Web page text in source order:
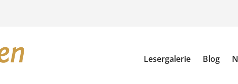
Lesergalerie Blog